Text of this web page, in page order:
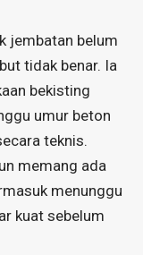
jembatan belum
tidak benar. Ia
bekisting
umur beton
teknis.
memang ada
menunggu
kuat sebelum